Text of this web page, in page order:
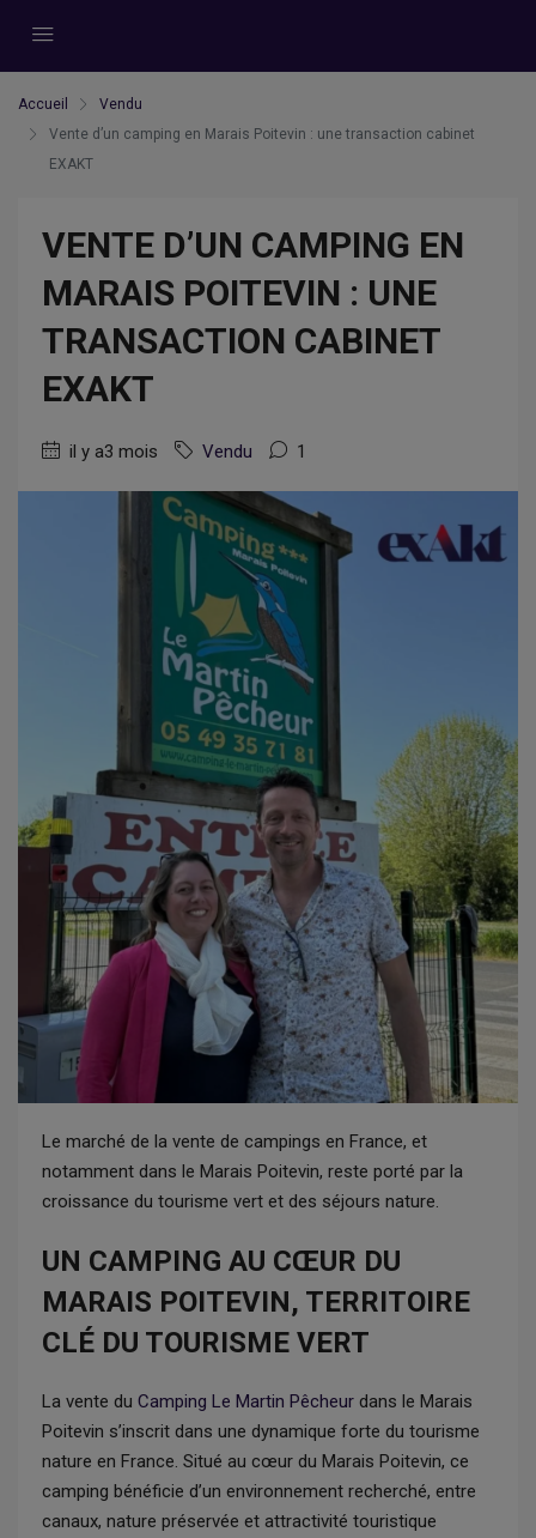
Accueil
Vendu
Vente d’un camping en Marais Poitevin : une transaction cabinet
EXAKT
VENTE D’UN CAMPING EN
MARAIS POITEVIN : UNE
TRANSACTION CABINET
EXAKT
il y a3 mois Vendu 1
Le marché de la vente de campings en France, et
notamment dans le Marais Poitevin, reste porté par la
croissance du tourisme vert et des séjours nature.
UN CAMPING AU CŒUR DU
MARAIS POITEVIN, TERRITOIRE
CLÉ DU TOURISME VERT
La vente du Camping Le Martin Pêcheur dans le Marais
Poitevin s’inscrit dans une dynamique forte du tourisme
nature en France. Situé au cœur du Marais Poitevin, ce
camping bénéficie d’un environnement recherché, entre
canaux, nature préservée et attractivité touristique